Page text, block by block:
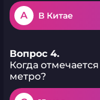
A В Китае
Вопрос 4.
Когда
метро?